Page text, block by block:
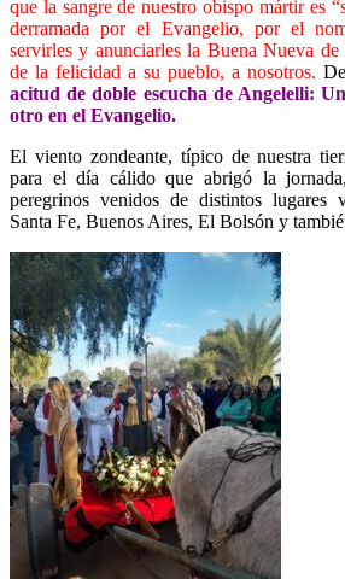
que la sangre de nuestro obispo mártir es
derramada por el Evangelio, por el
servirles y anunciarles la Buena Nueva
de la felicidad a su pueblo, a nosotros.
acitud de doble escucha de Angelelli:
otro en el Evangelio.
El viento zondeante, típico de nuestra
para el día cálido que abrigó la
peregrinos venidos de distintos lugares
Santa Fe, Buenos Aires, El Bolsón y